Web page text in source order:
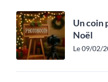
Un coin
Noël
Le 09/02/